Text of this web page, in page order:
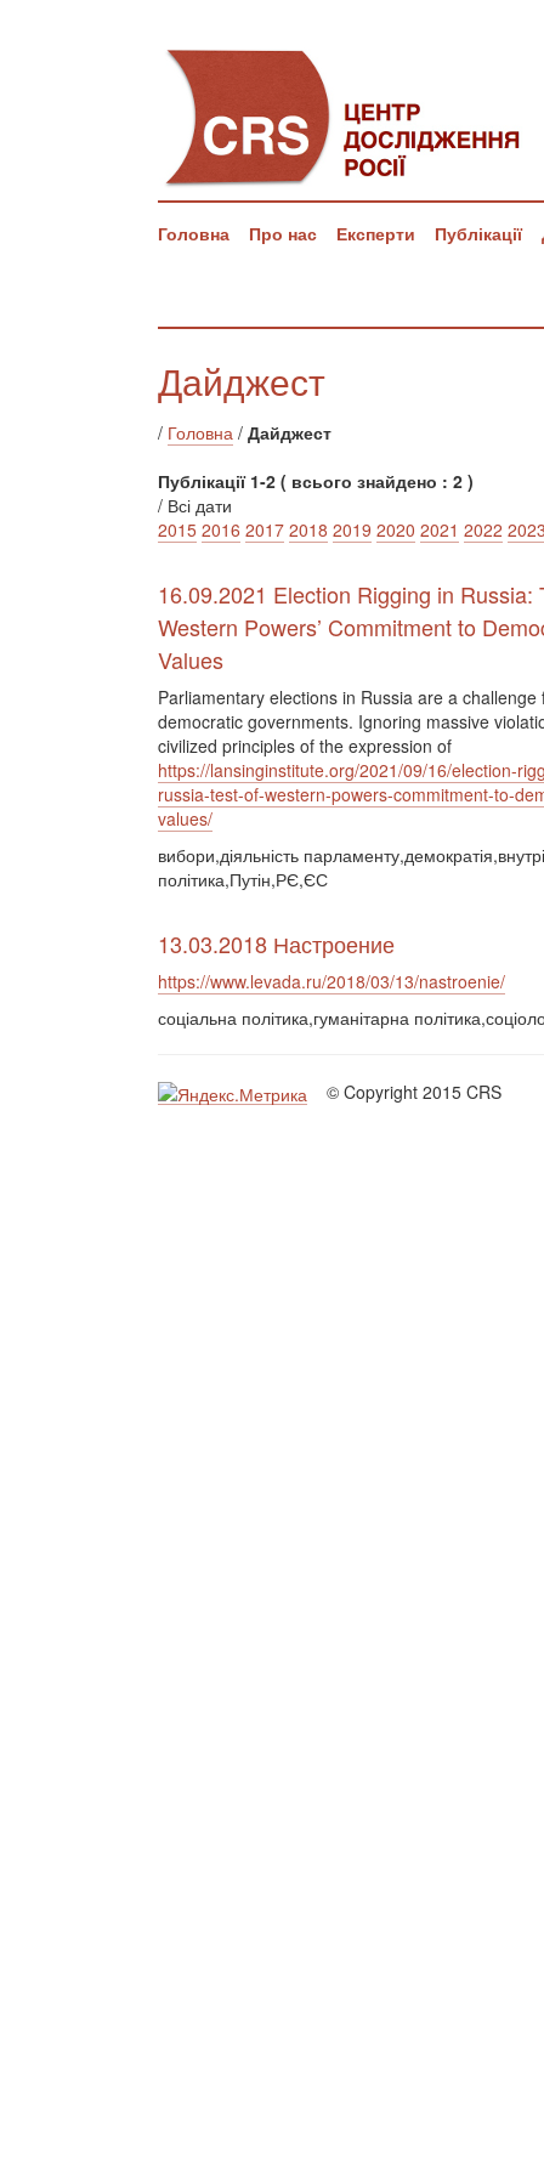
Головна Про нас Експерти Публікації
Дайджест
/ Головна / Дайджест
Публікації 1-2 ( всього знайдено : 2 )
/ Всі дати
2015 2016 2017 2018 2019 2020 2021 2022
16.09.2021 Election Rigging in Russia:
Western Powers’ Commitment to
Values
Parliamentary elections in Russia are a challenge
democratic governments. Ignoring massive
civilized principles of the expression of
https://lansinginstitute.org/2021/09/16/election-
russia-test-of-western-powers-commitment-to-
values/
вибори,діяльність
політика,Путін,РЄ,ЄС
13.03.2018 Настроение
https://www.levada.ru/2018/03/13/nastroenie/
соціальна політика,гуманітарна
© Copyright 2015 CRS